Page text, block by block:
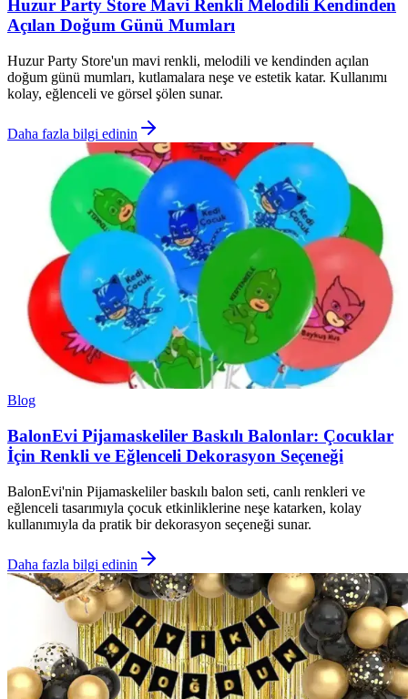
Huzur Party Store Mavi Renkli Melodili Kendinden
Açılan Doğum Günü Mumları
Huzur Party Store'un mavi renkli, melodili ve kendinden açılan
doğum günü mumları, kutlamalara neşe ve estetik katar. Kullanımı
kolay, eğlenceli ve görsel şölen sunar.
Daha fazla bilgi edinin
Blog
BalonEvi Pijamaskeliler Baskılı Balonlar: Çocuklar
İçin Renkli ve Eğlenceli Dekorasyon Seçeneği
BalonEvi'nin Pijamaskeliler baskılı balon seti, canlı renkleri ve
eğlenceli tasarımıyla çocuk etkinliklerine neşe katarken, kolay
kullanımıyla da pratik bir dekorasyon seçeneği sunar.
Daha fazla bilgi edinin